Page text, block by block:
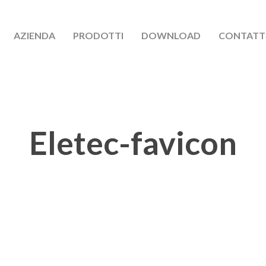
AZIENDA PRODOTTI DOWNLOAD
Eletec-favicon